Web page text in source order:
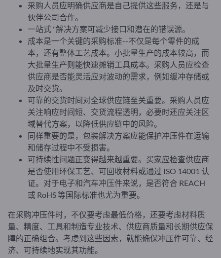
采购人员应明确供应商是自己提供这些服务，还是与
伙伴公司合作。
一站式 "解决方案可减少接口和潜在的错误源。
成本是一个关键的采购标准--不仅是每个零件的成
本，还有整体工艺成本。小批量生产的成本较高，而
大批量生产则能快速摊销工具成本。采购人员应检查
供应商是否能灵活应对波动的需求，例如缓冲存储或
及时交货。
可靠的交货时间对全球供应链至关重要。采购人员应
关注响应时间短、交货流程透明，必要时还应关注区
域替代方案，以降低供应链中的风险。
同样重要的是，包装解决方案应能保护冲压件在运输
和储存过程中不受损害。
可持续性问题正变得越来越重要。买家应检查供应商
是否使用环保工艺、可回收材料或通过 ISO 14001 认
证。对于电子和汽车冲压件来说，是否符合 REACH
或 RoHS 等国际标准也尤为重要。
在采购冲压件时，不仅要考虑最低价格，还要考虑材料质
量、精度、工具和制造专业技术、供应商质量和长期供应保
障的正确组合。考虑到这些因素，就能确保冲压件可靠、经
济、可持续地实现其功能。